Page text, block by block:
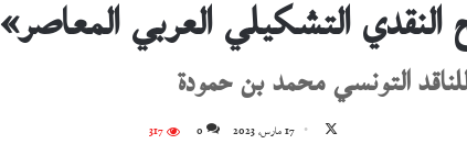
التشكيلي العربي المعاصر»
التونسي محمد بن حمودة
17 مارس، 2023 0
317